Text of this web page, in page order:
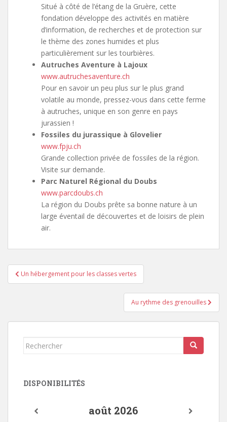
Situé à côté de l’étang de la Gruère, cette
fondation développe des activités en matière
d’information, de recherches et de protection sur
le thème des zones humides et plus
particulièrement sur les tourbières.
Autruches Aventure à Lajoux
www.autruchesaventure.ch
Pour en savoir un peu plus sur le plus grand
volatile au monde, pressez-vous dans cette ferme
à autruches, unique en son genre en pays
jurassien !
Fossiles du jurassique à Glovelier
www.fpju.ch
Grande collection privée de fossiles de la région.
Visite sur demande.
Parc Naturel Régional du Doubs
www.parcdoubs.ch
La région du Doubs prête sa bonne nature à un
large éventail de découvertes et de loisirs de plein
air.
Navigation
de
Un hébergement pour les classes vertes
Au rythme des grenouilles
Rechercher...
DISPONIBILITÉS
août 2026